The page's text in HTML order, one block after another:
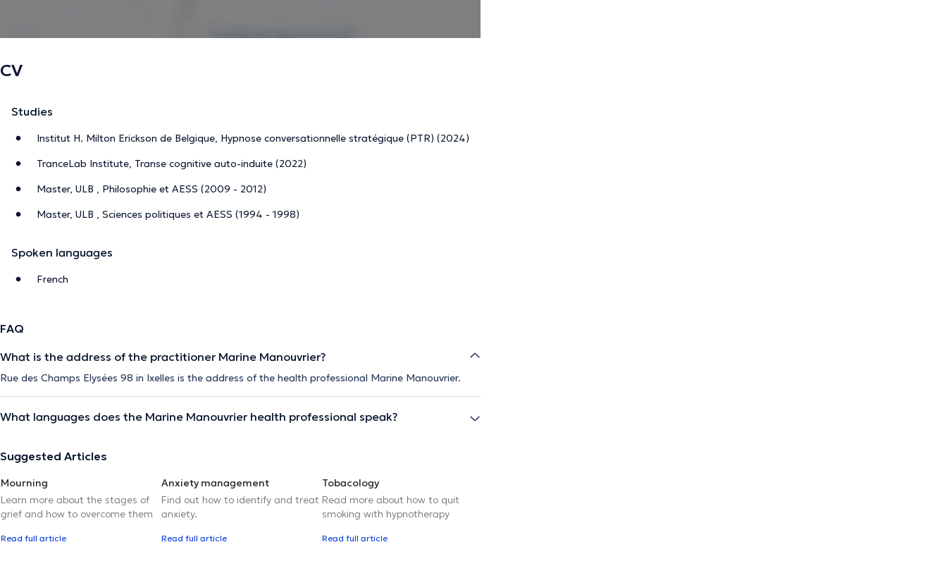
Métiers:
en co-développement professionnel,
enseignante de méditation et pratiquante depuis 25 ans au sein de
Publications:
« Le bouddhisme en 50 notions clés pour les Nuls
", Paris, Éditions First, 2015 »
Éditions Tallandier, 2019.
CV
Studies
Institut H. Milton Erickson de Belgique, Hypnose conversationnelle stratégique (PTR) (2024)
TranceLab Institute, Transe cognitive auto-induite (2022)
Master, ULB , Philosophie et AESS (2009 - 2012)
Master, ULB , Sciences politiques et AESS (1994 - 1998)
Spoken languages
French
FAQ
What is the address of the practitioner Marine Manouvrier?
Rue des Champs Elysées 98 in Ixelles is the address of the health professional Marine Manouvrier.
What languages does the Marine Manouvrier health professional speak?
Suggested Articles
Mourning
Learn more about the stages of
grief and how to overcome them
Read full article
Anxiety management
Find out how to identify and treat
anxiety.
Read full article
Tobacology
Read more about how to quit
smoking with hypnotherapy
Read full article